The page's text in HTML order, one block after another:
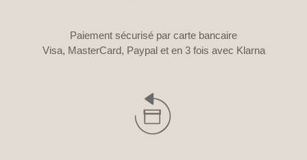
Paiement sécurisé par carte bancaire
Visa, MasterCard, Paypal et en 3 fois avec Klarna